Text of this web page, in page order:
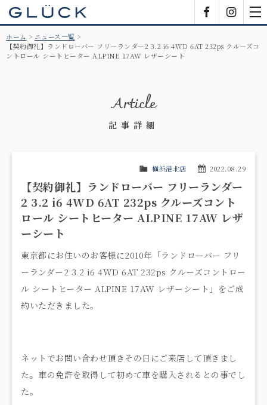
ホーム
ニュース一覧
【契約御礼】ランドローバー フリーランダー2 3.2 i6 4WD 6AT 232ps クルーズコ
ントロール シートヒーター ALPINE 17AW レザーシート
Article
記事詳細
2022.08.29
横浜港北店
【契約御礼】ランドローバー フリーランダー
2 3.2 i6 4WD 6AT 232ps クルーズコント
ロール シートヒーター ALPINE 17AW レザ
ーシート
東京都にお住いのお客様に2010年「ランドローバー フリ
ーランダー2 3.2 i6 4WD 6AT 232ps クルーズコントロー
ル シートヒーター ALPINE 17AW レザーシート」をご成
約いただきました。
ネットでお問い合わせ頂きその日にご来店して頂きまし
た。車の免許を取得して初めて車を購入されるとの事でし
た。